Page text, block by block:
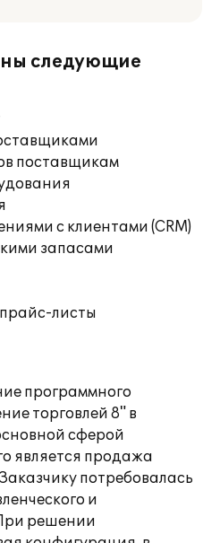
следующие
поставщикам
с клиентами (CRM)
запасами
листы
программного
торговлей 8" в
сферой
является продажа
потребовалась
и
решении